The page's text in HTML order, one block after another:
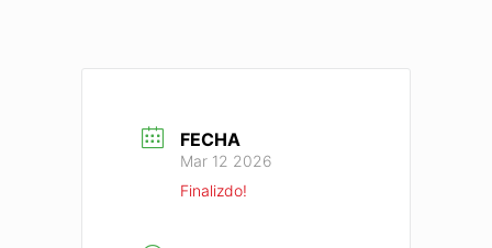
FECHA
Mar 12 2026
Finalizdo!